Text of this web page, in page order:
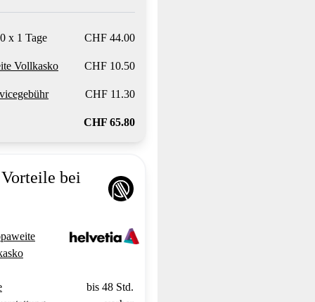
x 1 Tage CHF 44.00
Vollkasko CHF 10.50
CHF 11.30
CHF 65.80
bei
bis 48 Std.